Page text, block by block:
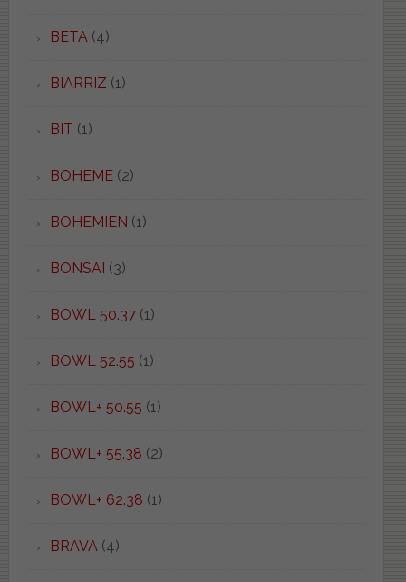
BETA (4)
BIARRIZ (1)
BIT (1)
BOHEME(2)
BOHEMIEN (1)
BONSAI (3)
BOWL 50.37(1)
BOWL 52.55 (1)
BOWL+ 50.55 (1)
BOWL+ 55.38 (2)
BOWL+ 62.38 (1)
BRAVA (4)